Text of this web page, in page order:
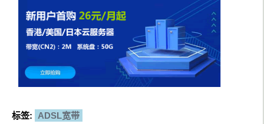
标签: ADSL宽带